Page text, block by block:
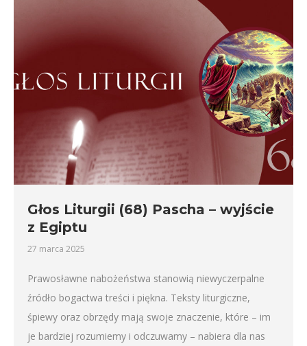
Głos Liturgii (68) Pascha – wyjście
z Egiptu
27 marca 2025
Prawosławne nabożeństwa stanowią niewyczerpalne
źródło bogactwa treści i piękna. Teksty liturgiczne,
śpiewy oraz obrzędy mają swoje znaczenie, które – im
je bardziej rozumiemy i odczuwamy – nabiera dla nas